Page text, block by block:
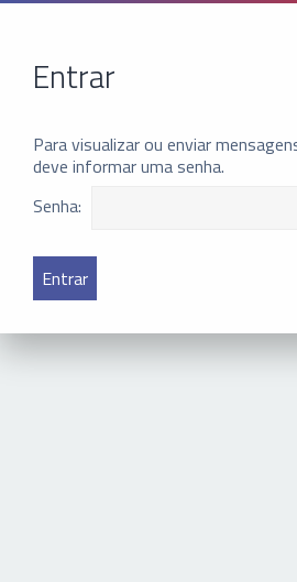
Entrar
Para visualizar ou enviar
deve informar uma senha.
Senha: